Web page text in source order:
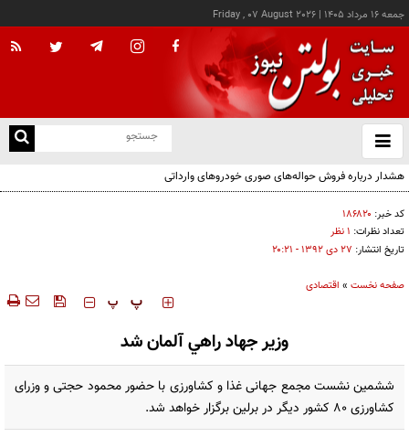
جمعه ۱۶ مرداد ۱۴۰۵ |
Friday , 07 August 2026
باز
و
هشدار درباره فروش حواله‌های صوری خودروهای وارداتی
کد خبر: ۱۸۶۸۲۰
تعداد نظرات: ۱ نظر
تاریخ انتشار: ۲۷ دی ۱۳۹۲ - ۲۰:۲۱
صفحه نخست » اقتصادی
‍‍‍ پ پ
وزير جهاد راهي آلمان شد
ششمین نشست مجمع جهانی غذا و كشاورزی با حضور محمود حجتی و وزرای
كشاورزی 80 کشور دیگر در برلین برگزار خواهد شد.